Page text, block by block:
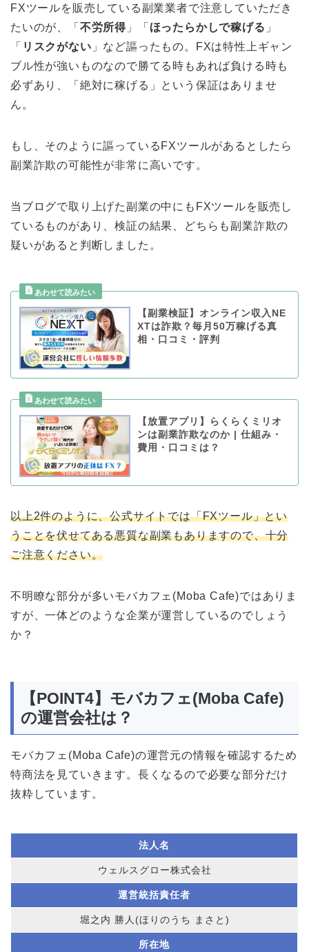
FXツールを販売している副業業者で注意していただき
たいのが、「 不労所得 」「 ほったらかしで稼げる 」
「 リスクがない 」など謳ったもの。FXは特性上ギャン
ブル性が強いものなので勝てる時もあれば負ける時も
必ずあり、「絶対に稼げる」という保証はありませ
ん。
もし、そのように謳っているFXツールがあるとしたら
副業詐欺の可能性が非常に高いです。
当ブログで取り上げた副業の中にもFXツールを販売し
ているものがあり、検証の結果、どちらも副業詐欺の
疑いがあると判断しました。
【副業検証】オンライン収入NE
XTは詐欺？毎月50万稼げる真
相・口コミ・評判
【放置アプリ】らくらくミリオ
ンは副業詐欺なのか | 仕組み・
費用・口コミは？
以上2件のように、公式サイトでは「FXツール」とい
うことを伏せてある悪質な副業もありますので、十分
ご注意ください。
不明瞭な部分が多いモバカフェ(Moba Cafe)ではありま
すが、一体どのような企業が運営しているのでしょう
か？
【POINT4】モバカフェ(Moba Cafe)
の運営会社は？
モバカフェ(Moba Cafe)の運営元の情報を確認するため
特商法を見ていきます。長くなるので必要な部分だけ
抜粋しています。
法人名
ウェルスグロー株式会社
運営統括責任者
堀之内 勝人(ほりのうち まさと)
所在地